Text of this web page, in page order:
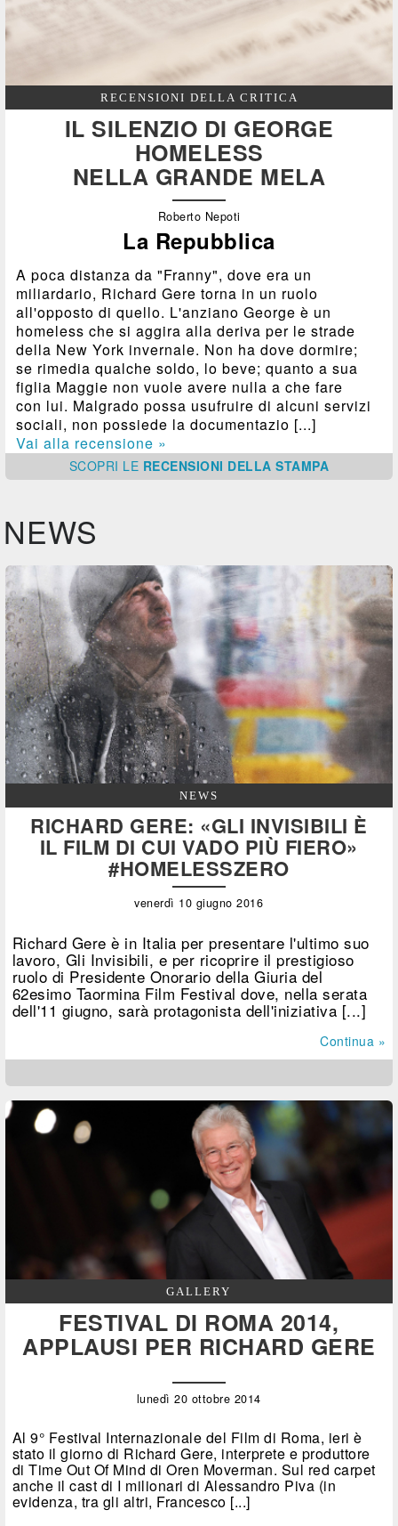
RECENSIONI DELLA CRITICA
IL SILENZIO DI GEORGE
HOMELESS
NELLA GRANDE MELA
Roberto Nepoti
La Repubblica
A poca distanza da "Franny", dove era un
miliardario, Richard Gere torna in un ruolo
all'opposto di quello. L'anziano George è un
homeless che si aggira alla deriva per le strade
della New York invernale. Non ha dove dormire;
se rimedia qualche soldo, lo beve; quanto a sua
figlia Maggie non vuole avere nulla a che fare
con lui. Malgrado possa usufruire di alcuni servizi
sociali, non possiede la documentazio [...]
Vai alla recensione »
SCOPRI LE RECENSIONI DELLA STAMPA
NEWS
NEWS
RICHARD GERE: «GLI INVISIBILI È
IL FILM DI CUI VADO PIÙ FIERO»
#HOMELESSZERO
venerdì 10 giugno 2016
Richard Gere è in Italia per presentare l'ultimo suo
lavoro, Gli Invisibili, e per ricoprire il prestigioso
ruolo di Presidente Onorario della Giuria del
62esimo Taormina Film Festival dove, nella serata
dell'11 giugno, sarà protagonista dell'iniziativa [...]
Continua »
GALLERY
FESTIVAL DI ROMA 2014,
APPLAUSI PER RICHARD GERE
lunedì 20 ottobre 2014
Al 9° Festival Internazionale del Film di Roma, ieri è
stato il giorno di Richard Gere, interprete e produttore
di Time Out Of Mind di Oren Moverman. Sul red carpet
anche il cast di I milionari di Alessandro Piva (in
evidenza, tra gli altri, Francesco [...]